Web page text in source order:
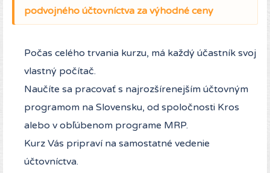
podvojného účtovníctva za výhodné ceny
Počas celého trvania kurzu, má každý účastník svoj
vlastný počítač.
Naučíte sa pracovať s najrozšírenejším účtovným
programom na Slovensku, od spoločnosti Kros
alebo v obľúbenom programe MRP.
Kurz Vás pripraví na samostatné vedenie
účtovníctva.